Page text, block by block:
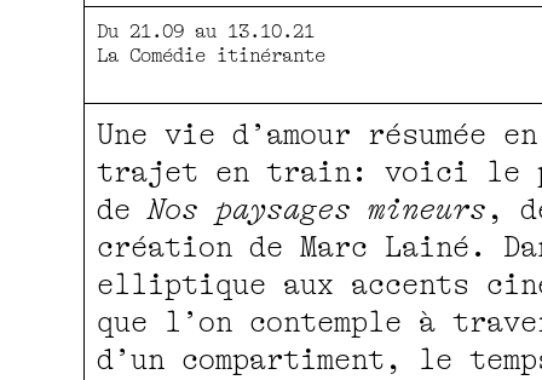
Du 21.09 au 13.10.21
La Comédie itinérante
Une vie d’amour résumée
trajet en train: voici le
deNos paysages mineurs ,
création de Marc Lainé.
elliptique aux accents
que l’on contemple à
d’un compartiment, le